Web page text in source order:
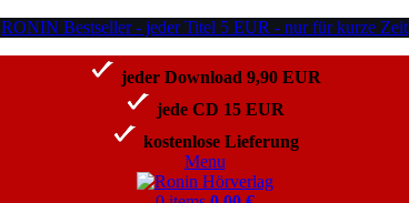
RONIN Bestseller - jeder Titel 5 EUR - nur für kurze Zeit
jeder Download 9,90 EUR
jede CD 15 EUR
kostenlose Lieferung
Menu